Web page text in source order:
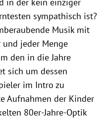
sympathisch ist?
Musik mit
jeder Menge
den in die Jahre
sich um dessen
im Intro zu
Aufnahmen der Kinder
80er-Jahre-Optik